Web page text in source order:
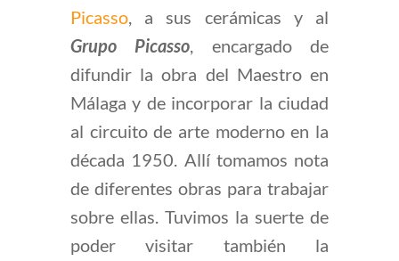
Picasso , a sus cerámicas y al
Grupo Picasso , encargado de
difundir la obra del Maestro en
Málaga y de incorporar la ciudad
al circuito de arte moderno en la
década 1950. Allí tomamos nota
de diferentes obras para trabajar
sobre ellas. Tuvimos la suerte de
poder visitar también la